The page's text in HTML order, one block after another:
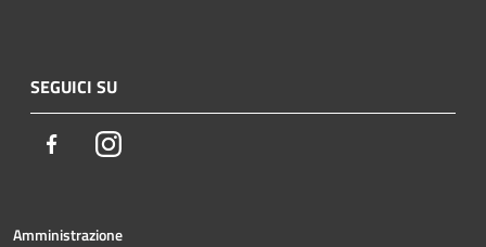
SEGUICI SU
FacebookInstagram
Amministrazione